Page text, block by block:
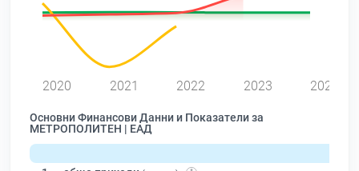
2020 2021 2022 2023 2024
Основни Финансови Данни и Показатели за
МЕТРОПОЛИТЕН | ЕАД